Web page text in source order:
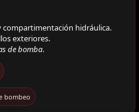
compartimentación hidráulica.
exteriores.
de bomba.
bombeo